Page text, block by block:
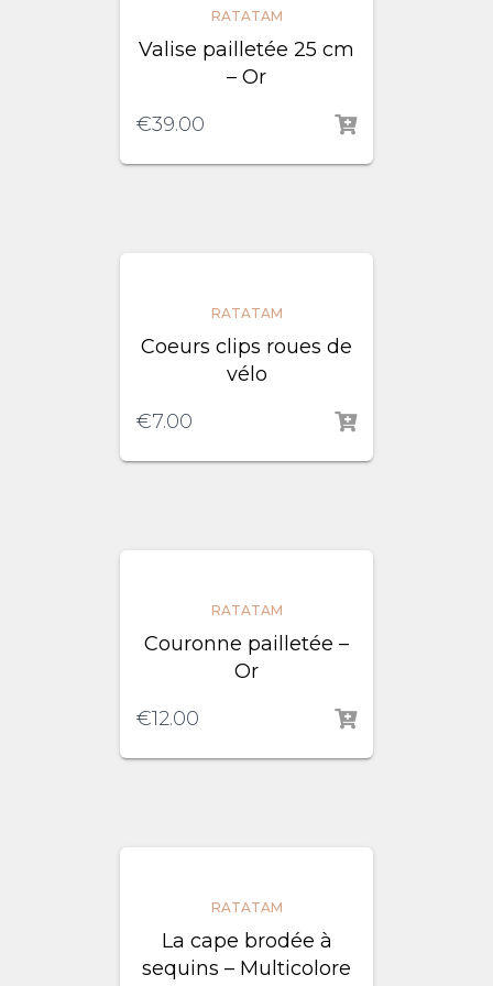
RATATAM
Valise pailletée 25 cm
– Or
€39.00
RATATAM
Coeurs clips roues de
vélo
€7.00
RATATAM
Couronne pailletée –
Or
€12.00
RATATAM
La cape brodée à
sequins – Multicolore